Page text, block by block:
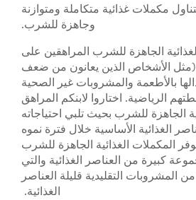
مكملات غذائية متكاملة ومتوازنة
وجاهزة للشرب.
الجاهزة للشرب المراهقين على
(مثل الأشخاص الذين يعانون من ضعف
بالأطعمة والمشروبات غير الصحية
الرياضية. اختاروا لابنكم المراهق
الجاهزة للشرب بحيث تلبي احتياجاته
الغذائية الأساسية خلال فترة نموه
المكملات الغذائية الجاهزة للشرب
كبيرة من العناصر الغذائية والتي
المشروبات التقليدية قليلة العناصر
الغذائية.